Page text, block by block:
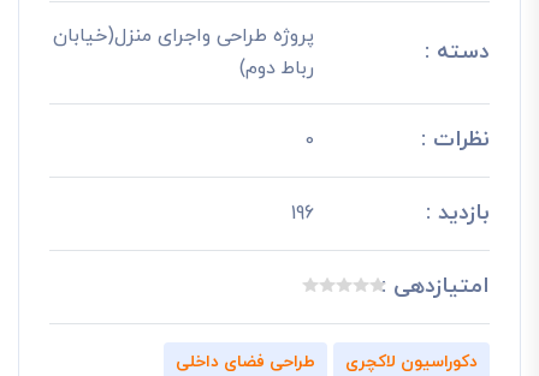
دسته :
پروژه طراحی واجرای منزل(خیابان
رباط دوم)
نظرات : 0
بازدید : 196
امتیازدهی :
دکوراسیون لاکچری
طراحی فضای داخلی